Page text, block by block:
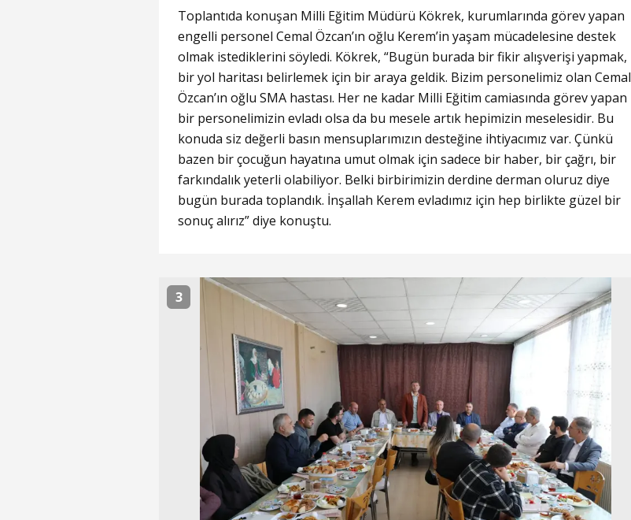
Toplantıda konuşan Milli Eğitim Müdürü Kökrek, kurumlarında görev yapan
engelli personel Cemal Özcan’ın oğlu Kerem’in yaşam mücadelesine destek
olmak istediklerini söyledi. Kökrek, “Bugün burada bir fikir alışverişi yapmak,
bir yol haritası belirlemek için bir araya geldik. Bizim personelimiz olan Cemal
Özcan’ın oğlu SMA hastası. Her ne kadar Milli Eğitim camiasında görev yapan
bir personelimizin evladı olsa da bu mesele artık hepimizin meselesidir. Bu
konuda siz değerli basın mensuplarımızın desteğine ihtiyacımız var. Çünkü
bazen bir çocuğun hayatına umut olmak için sadece bir haber, bir çağrı, bir
farkındalık yeterli olabiliyor. Belki birbirimizin derdine derman oluruz diye
bugün burada toplandık. İnşallah Kerem evladımız için hep birlikte güzel bir
sonuç alırız” diye konuştu.
3